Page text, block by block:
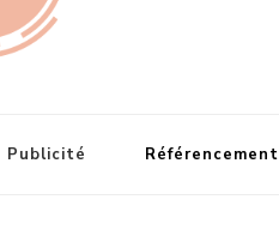
Publicité Référencement